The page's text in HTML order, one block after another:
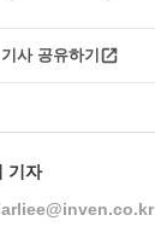
기사 공유하기
기자